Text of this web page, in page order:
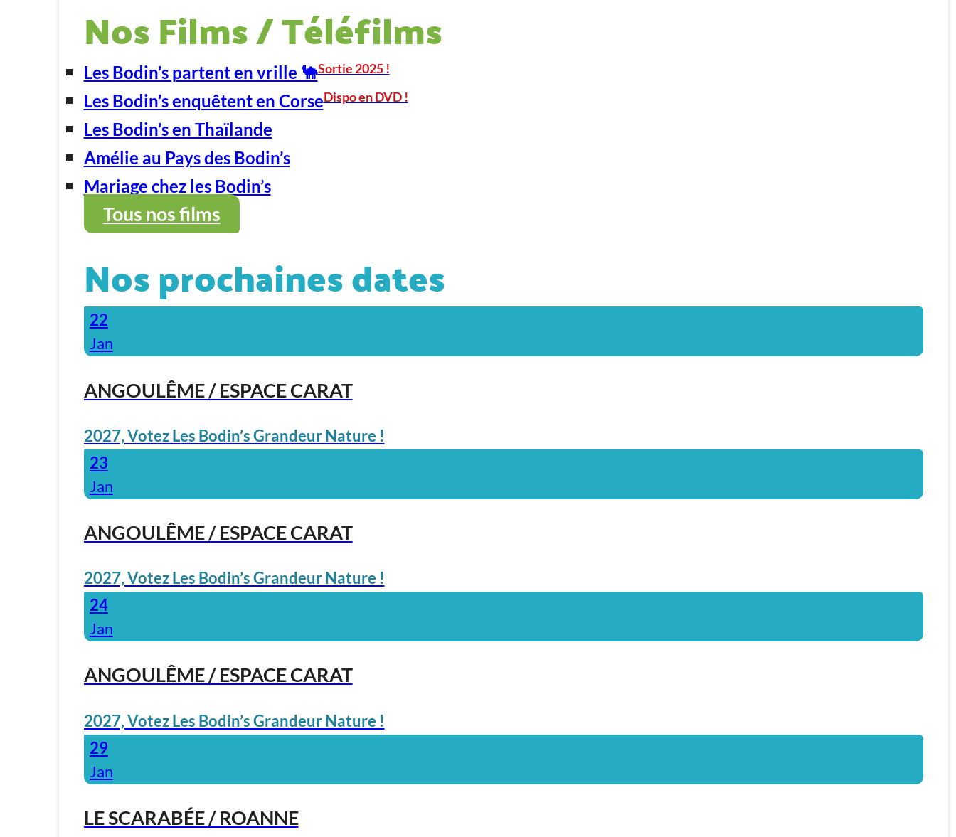
Nos Films / Téléfilms
Les Bodin’s partent en vrille 🐪Sortie 2025 !
Les Bodin’s enquêtent en CorseDispo en DVD !
Les Bodin’s en Thaïlande
Amélie au Pays des Bodin’s
Mariage chez les Bodin’s
Tous nos films
Nos prochaines dates
22
Jan
ANGOULÊME / ESPACE CARAT
2027, Votez Les Bodin’s Grandeur Nature !
23
Jan
ANGOULÊME / ESPACE CARAT
2027, Votez Les Bodin’s Grandeur Nature !
24
Jan
ANGOULÊME / ESPACE CARAT
2027, Votez Les Bodin’s Grandeur Nature !
29
Jan
LE SCARABÉE / ROANNE